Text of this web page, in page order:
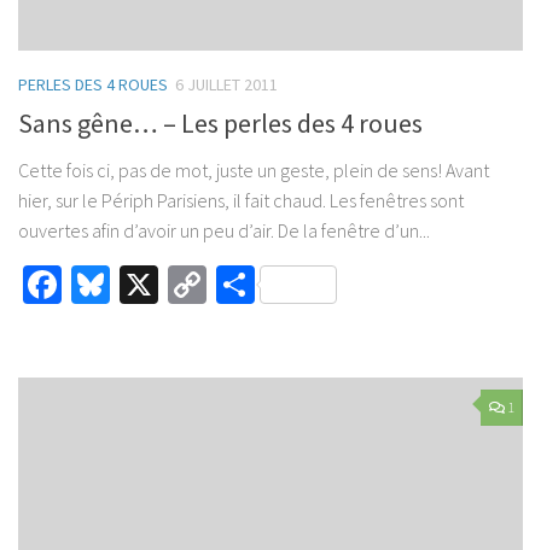
PERLES DES 4 ROUES 6 JUILLET 2011
Sans gêne… – Les perles des 4 roues
Cette fois ci, pas de mot, juste un geste, plein de sens! Avant
hier, sur le Périph Parisiens, il fait chaud. Les fenêtres sont
ouvertes afin d’avoir un peu d’air. De la fenêtre d’un...
Facebook
Bluesky
X
CopyPartager
1